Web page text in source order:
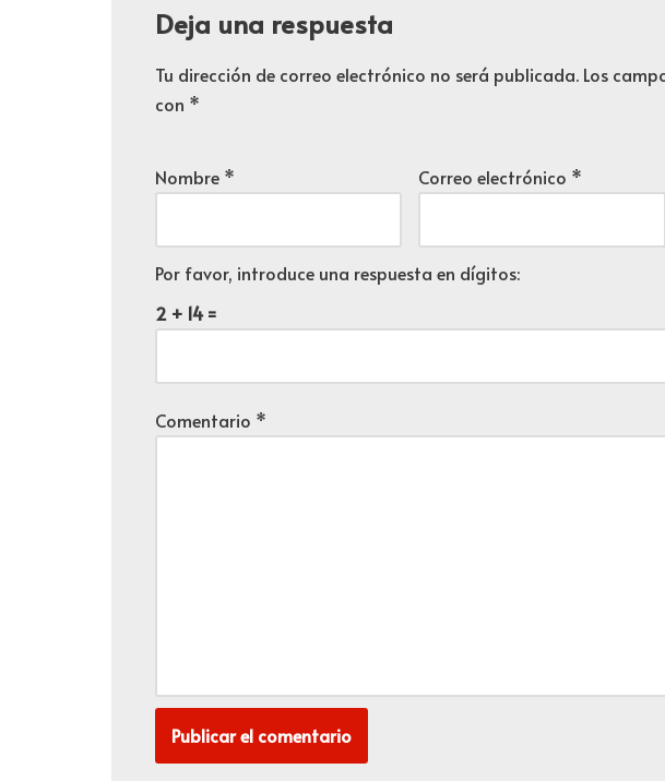
Deja una respuesta
Tu dirección de correo electrónico no será publicada. Los
con *
Nombre * Correo electrónico *
Por favor, introduce una respuesta en dígitos:
2 + 14 =
Comentario *